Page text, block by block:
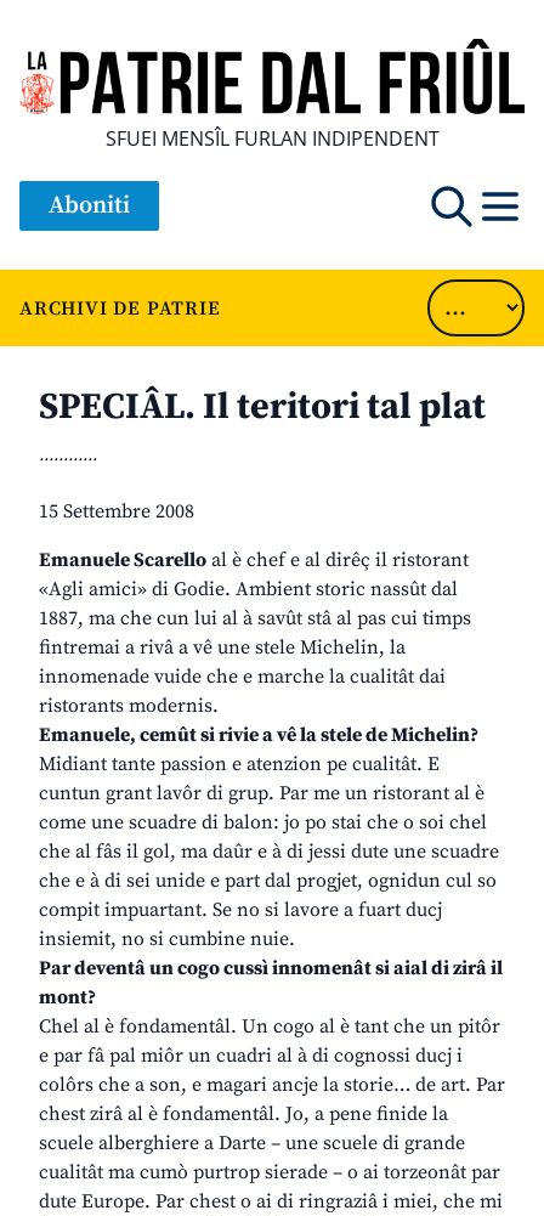
SFUEI MENSÎL FURLAN INDIPENDENT
Aboniti
ARCHIVI DE PATRIE
SPECIÂL. Il teritori tal plat
............
15 Settembre 2008
Emanuele Scarello al è chef e al dirêç il ristorant
«Agli amici» di Godie. Ambient storic nassût dal
1887, ma che cun lui al à savût stâ al pas cui timps
fintremai a rivâ a vê une stele Michelin, la
innomenade vuide che e marche la cualitât dai
ristorants modernis.
Emanuele, cemût si rivie a vê la stele de Michelin?
Midiant tante passion e atenzion pe cualitât. E
cuntun grant lavôr di grup. Par me un ristorant al è
come une scuadre di balon: jo po stai che o soi chel
che al fâs il gol, ma daûr e à di jessi dute une scuadre
che e à di sei unide e part dal progjet, ognidun cul so
compit impuartant. Se no si lavore a fuart ducj
insiemit, no si cumbine nuie.
Par deventâ un cogo cussì innomenât si aial di zirâ il
mont?
Chel al è fondamentâl. Un cogo al è tant che un pitôr
e par fâ pal miôr un cuadri al à di cognossi ducj i
colôrs che a son, e magari ancje la storie… de art. Par
chest zirâ al è fondamentâl. Jo, a pene finide la
scuele alberghiere a Darte – une scuele di grande
cualitât ma cumò purtrop sierade – o ai torzeonât par
dute Europe. Par chest o ai di ringraziâ i miei, che mi